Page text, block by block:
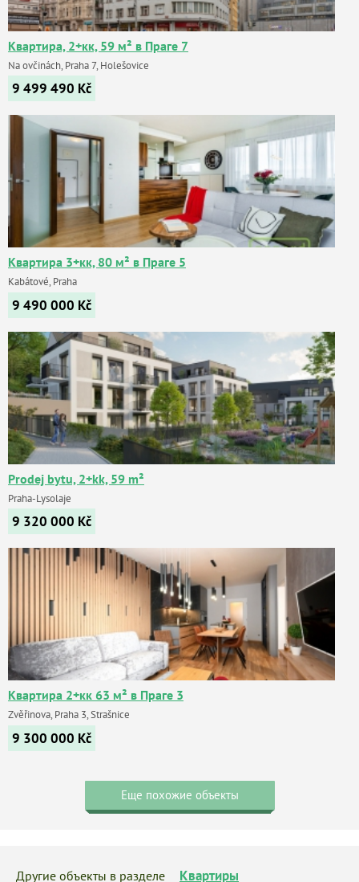
Квартира, 2+кк, 59 м² в Праге 7
Na ovčinách, Praha 7, Holešovice
9 499 490 Kč
Квартира 3+кк, 80 м² в Праге 5
Kabátové, Praha
9 490 000 Kč
Prodej bytu, 2+kk, 59 m²
Praha-Lysolaje
9 320 000 Kč
Квартира 2+кк 63 м² в Праге 3
Zvěřinova, Praha 3, Strašnice
9 300 000 Kč
Еще похожие объекты
Другие объекты в разделе Квартиры